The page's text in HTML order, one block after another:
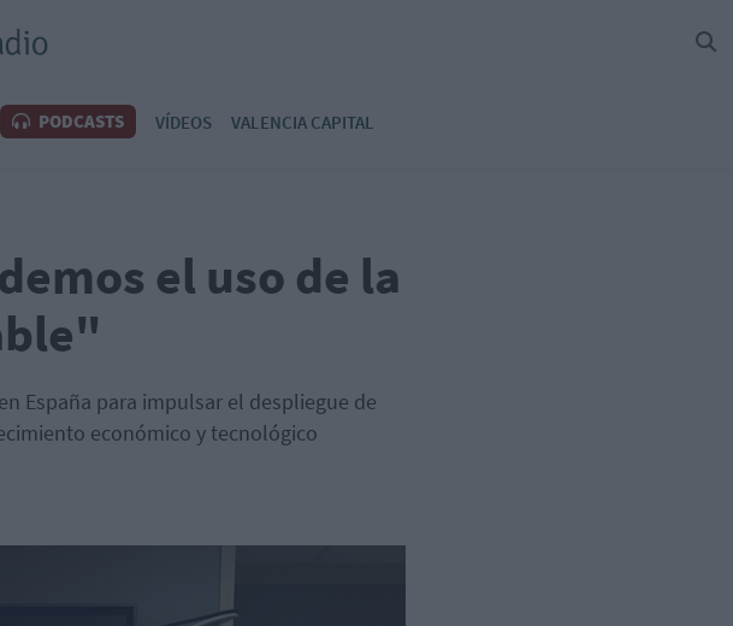
PODCASTS VÍDEOS VALENCIA CAPITAL
el uso de la
España para impulsar el despliegue de
económico y tecnológico